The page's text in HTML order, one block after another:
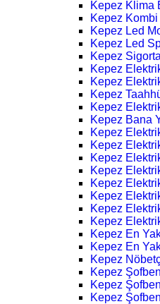
Kepez Klima
Kepez Kombi
Kepez Led
Kepez Led
Kepez Sigorta
Kepez
Kepez
Kepez
Kepez
Kepez Bana
Kepez
Kepez
Kepez
Kepez
Kepez
Kepez
Kepez
Kepez
Kepez En
Kepez En
Kepez
Kepez
Kepez
Kepez